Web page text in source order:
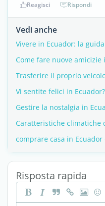
Reagisci Rispondi
Vedi anche
Vivere in Ecuador: la
Come fare nuove amicizie
Trasferire il proprio
Vi sentite felici in Ecuador?
Gestire la nostalgia in
Caratteristiche climatiche
comprare casa in Ecuador
Risposta rapida